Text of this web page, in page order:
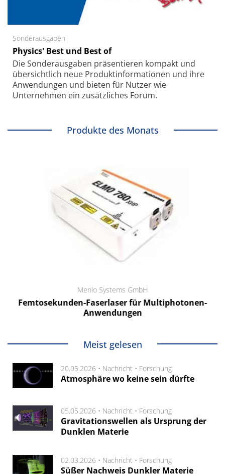
Sonderausgaben
Physics' Best und Best of
Die Sonder­ausgaben präsentieren kompakt und
übersichtlich neue Produkt­informationen und ihre
Anwendungen und bieten für Nutzer wie
Unternehmen ein zusätzliches Forum.
Produkte des Monats
Menlo Systems GmbH
Femtosekunden-Faserlaser für Multiphotonen-
Anwendungen
Meist gelesen
20.05.2026 • Nachricht • Forschung
Atmosphäre wo keine sein dürfte
05.05.2026 • Nachricht • Forschung
Gravitationswellen als Ursprung der
Dunklen Materie
02.03.2026 • Nachricht • Forschung
Süßer Nachweis Dunkler Materie